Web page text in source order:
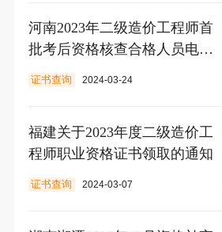
河南2023年二级造价工程师首
批考后资格核查合格人员电子
证书上线
证书查询 2024-03-24
福建关于2023年度二级造价工
程师职业资格证书领取的通知
证书查询 2024-03-07